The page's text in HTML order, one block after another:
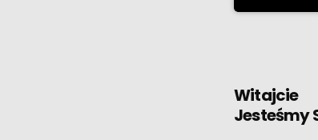
podróży,
Witajcie
Jesteśmy